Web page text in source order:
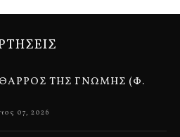
ΤΗΣ ΓΝΩΜΗΣ (Φ.
07, 2026